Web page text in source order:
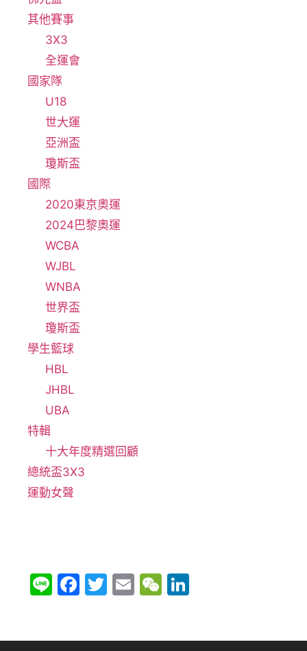
其他賽事
3X3
全運會
國家隊
U18
世大運
亞洲盃
瓊斯盃
國際
2020東京奧運
2024巴黎奧運
WCBA
WJBL
WNBA
世界盃
瓊斯盃
學生籃球
HBL
JHBL
UBA
特輯
十大年度精選回顧
總統盃3X3
運動女聲
Li F
T
E
W